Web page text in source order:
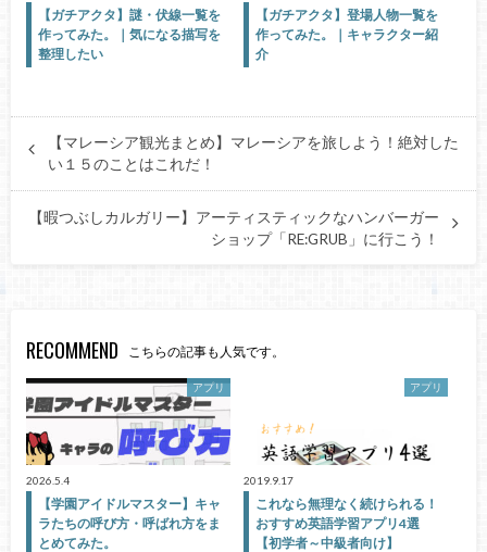
【ガチアクタ】謎・伏線一覧を
作ってみた。｜気になる描写を
整理したい
【ガチアクタ】登場人物一覧を
作ってみた。｜キャラクター紹
介
【マレーシア観光まとめ】マレーシアを旅しよう！絶対した
い１５のことはこれだ！
【暇つぶしカルガリー】アーティスティックなハンバーガー
ショップ「RE:GRUB」に行こう！
RECOMMEND こちらの記事も人気です。
アプリ
2026.5.4
【学園アイドルマスター】キャ
ラたちの呼び方・呼ばれ方をま
とめてみた。
アプリ
2019.9.17
これなら無理なく続けられる！
おすすめ英語学習アプリ4選
【初学者～中級者向け】